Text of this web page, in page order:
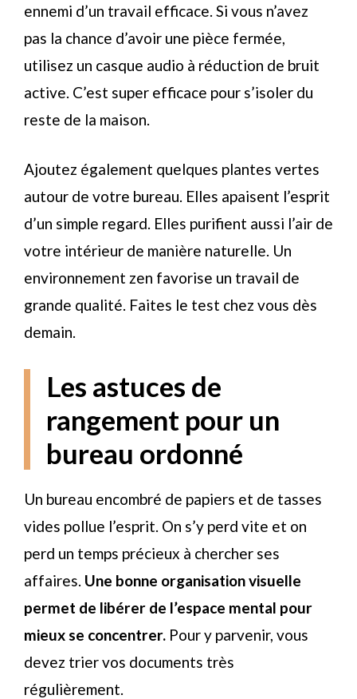
ennemi d’un travail efficace. Si vous n’avez
pas la chance d’avoir une pièce fermée,
utilisez un casque audio à réduction de bruit
active. C’est super efficace pour s’isoler du
reste de la maison.
Ajoutez également quelques plantes vertes
autour de votre bureau. Elles apaisent l’esprit
d’un simple regard. Elles purifient aussi l’air de
votre intérieur de manière naturelle. Un
environnement zen favorise un travail de
grande qualité. Faites le test chez vous dès
demain.
Les astuces de
rangement pour un
bureau ordonné
Un bureau encombré de papiers et de tasses
vides pollue l’esprit. On s’y perd vite et on
perd un temps précieux à chercher ses
affaires. Une bonne organisation visuelle
permet de libérer de l’espace mental pour
mieux se concentrer. Pour y parvenir, vous
devez trier vos documents très
régulièrement.